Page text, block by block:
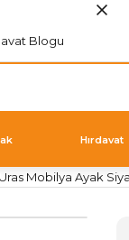
Blogu
Hırdavat
Uras Mobilya Ayak